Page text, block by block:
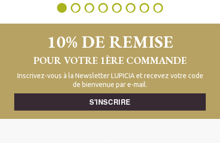
10% DE REMISE
POUR VOTRE 1ÈRE COMMANDE
Inscrivez-vous à la Newsletter LUPICIA et recevez votre code
de bienvenue par e-mail.
S'INSCRIRE